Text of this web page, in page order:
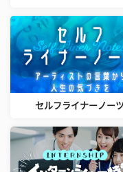
セルフライナーノーツ